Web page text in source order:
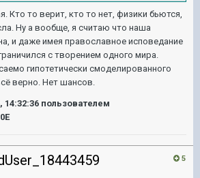
Кто то верит, кто то нет, физики бьются,
Ну а вообще, я считаю что наша
и даже имея православное исповедание
с творением одного мира.
гипотетически смоделированного
верно. Нет шансов.
14:32:36 пользователем
5